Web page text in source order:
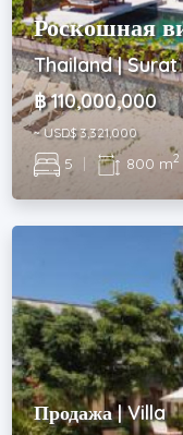
Роскошная
Thailand | Surat
฿ 110,000,000
~ USD$ 3,321,000
5 | 800 m2
Продажа | Villa